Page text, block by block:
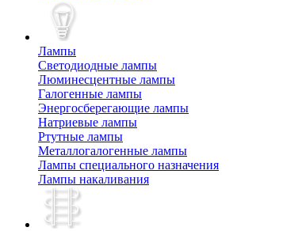
Лампы
Cветодиодные лампы
Люминесцентные лампы
Галогенные лампы
Энергосберегающие лампы
Натриевые лампы
Ртутные лампы
Металлогалогенные лампы
Лампы специального назначения
Лампы накаливания